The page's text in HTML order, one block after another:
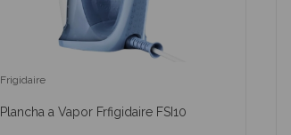
Frigidaire
Plancha a Vapor Frfigidaire FSI10